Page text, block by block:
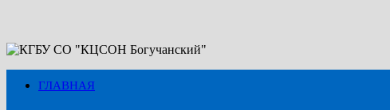
Перейти
к
содержимому
ГЛАВНАЯ